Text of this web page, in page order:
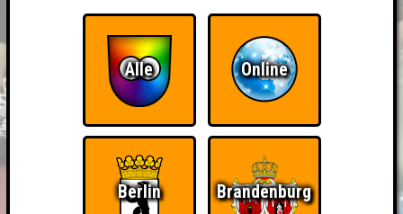
HIGHSCORE RESERVIERUNG
Alle Online
Berlin Brandenburg